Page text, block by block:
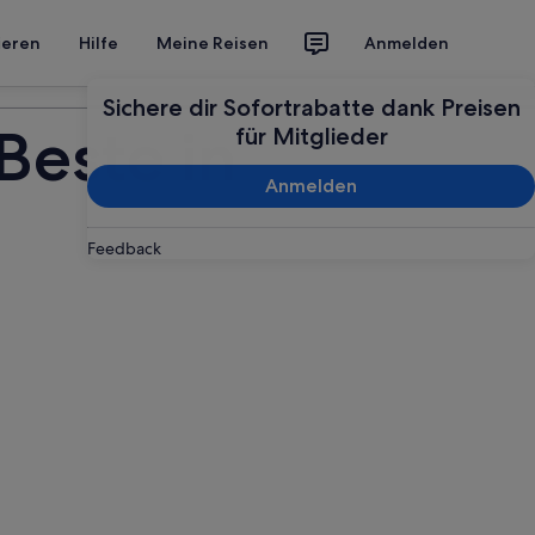
Hilfe Meine Reisen Anmelden
Sichere dir Sofortrabatte dank Preisen
für Mitglieder
Anmelden
Feedback
Deine Reise planen
in